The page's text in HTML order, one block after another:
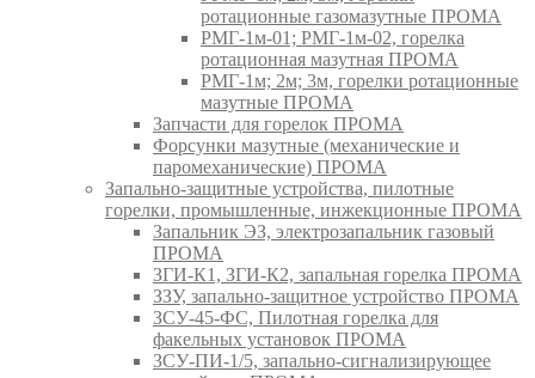
ротационные газомазутные ПРОМА
РМГ-1м-01; РМГ-1м-02, горелка
ротационная мазутная ПРОМА
РМГ-1м; 2м; 3м, горелки ротационные
мазутные ПРОМА
Запчасти для горелок ПРОМА
Форсунки мазутные (механические и
паромеханические) ПРОМА
Запально-защитные устройства, пилотные
горелки, промышленные, инжекционные ПРОМА
Запальник ЭЗ, электрозапальник газовый
ПРОМА
ЗГИ-К1, ЗГИ-К2, запальная горелка ПРОМА
ЗЗУ, запально-защитное устройство ПРОМА
ЗСУ-45-ФС, Пилотная горелка для
факельных установок ПРОМА
ЗСУ-ПИ-1/5, запально-сигнализирующее